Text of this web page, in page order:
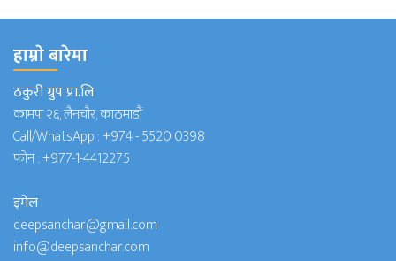
हाम्राे बारेमा
ठकुरी ग्रुप प्रा.लि
कामपा २६, लैनचौर, काठमाडौं
Call/WhatsApp :+974 - 5520 0398
फोन :+977-1-4412275
इमेल
deepsanchar@gmail.com
info@deepsanchar.com